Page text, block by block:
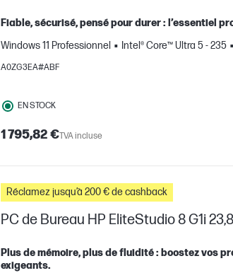
Fiable, sécurisé, pensé pour durer : l’essentiel
Windows 11 Professionnel
Intel® Core™ Ultra 5 - 235
A0ZG3EA#ABF
EN STOCK
1 795,82 €TVA incluse
Réclamez jusqu’à 200 € de cashback
PC de Bureau HP EliteStudio 8 G1i
Plus de mémoire, plus de fluidité : boostez vos
exigeants.